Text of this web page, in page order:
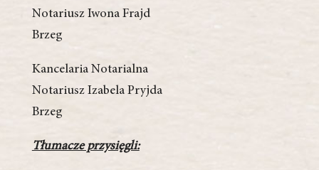
Notariusz Iwona Frajd
Brzeg
Kancelaria Notarialna
Notariusz Izabela Pryjda
Brzeg
Tłumacze przysięgli: